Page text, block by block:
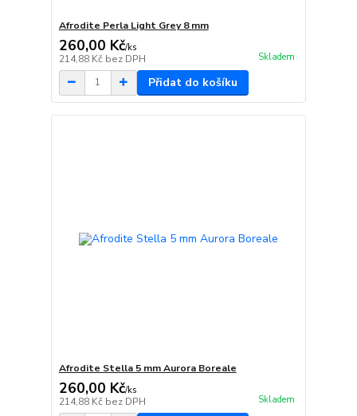
Afrodite Perla Light Grey 8 mm
260,00 Kč/ks
214,88 Kč bez DPH Skladem
Přidat do košíku
Afrodite Stella 5 mm Aurora Boreale
260,00 Kč/ks
214,88 Kč bez DPH Skladem